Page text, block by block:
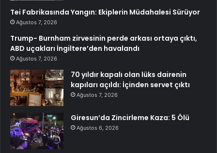
Tei Fabrikasında Yangın: Ekiplerin Müdahalesi Sürüyor
Ağustos 7, 2026
Trump- Burnham zirvesinin perde arkası ortaya çıktı,
ABD uçakları İngiltere’den havalandı
Ağustos 7, 2026
70 yıldır kapalı olan lüks dairenin
kapıları açıldı: İçinden servet çıktı
Ağustos 7, 2026
Giresun’da Zincirleme Kaza: 5 Ölü
Ağustos 6, 2026